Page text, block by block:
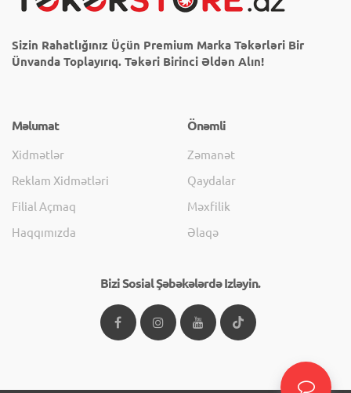
Sizin Rahatlığınız Üçün Premium Marka Təkərləri Bir
Ünvanda Toplayırıq. Təkəri Birinci Əldən Alın!
Məlumat
Xidmətlər
Reklam Xidmətləri
Filial Açmaq
Haqqımızda
Önəmli
Zəmanət
Qaydalar
Məxfilik
Əlaqə
Bizi Sosial Şəbəkələrdə Izləyin.